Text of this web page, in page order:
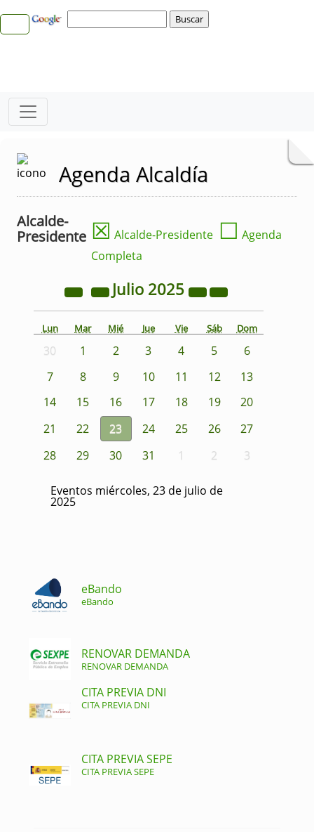
Agenda Alcaldía
Alcalde-
Presidente ☒ Alcalde-Presidente ☐ Agenda
Completa
Julio 2025
Lun Mar Mié Jue Vie Sáb Dom
30 1 2 3 4 5
6
7
8 9 10 11 12
13
14
15 16 17 18 19
20
21
22 23 24 25 26
27
28
29 30 31 1 2 3
Eventos miércoles, 23 de julio de
2025
eBando
eBando
RENOVAR DEMANDA
RENOVAR DEMANDA
CITA PREVIA DNI
CITA PREVIA DNI
CITA PREVIA SEPE
CITA PREVIA SEPE